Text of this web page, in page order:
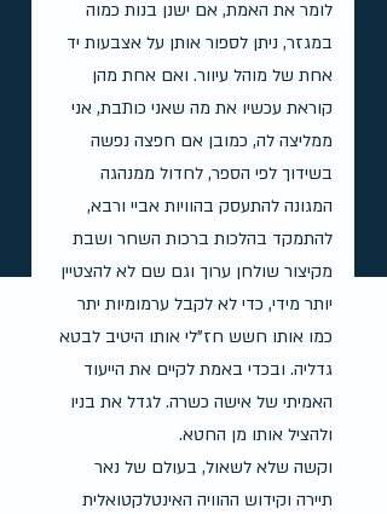
לומר את האמת, אם ישנן בנות כמוה
במגזר, ניתן לספור אותן על אצבעות יד
אחת של מוהל עיוור. ואם אחת מהן
קוראת עכשיו את מה שאני כותבת, אני
ממליצה לה, כמובן אם חפצה נפשה
בשידוך לפי הספר, לחדול ממנהגה
המגונה להתעסק בהוויות אביי ורבא,
להתמקד בהלכות ברכות השחר ושבת
מקיצור שולחן ערוך וגם שם לא להצטיין
יותר מידי, כדי לא לקבל ערמומיות יתר
כמו אותו חשש חז"לי אותו היטיב לבטא
גדליה. ובכדי באמת לקיים את הייעוד
האמיתי של אישה כשרה. לגדל את בניו
ולהציל אותו מן החטא.
וקשה שלא לשאול, בעולם של נאר
תיירה וקידוש ההוויה האינטלקטואלית